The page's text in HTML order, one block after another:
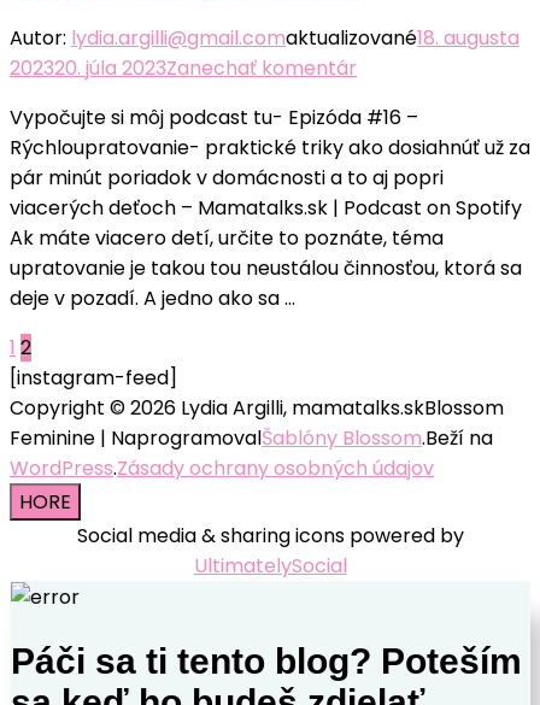
Autor: lydia.argilli@gmail.comaktualizované18. augusta
202320. júla 2023Zanechať komentár
Epizóda
#16
–
praktické
triky
za
pár
minút
poriadok
domácnosti
popri
viacerých
Vypočujte si môj podcast tu- Epizóda #16 –
Rýchloupratovanie- praktické triky ako dosiahnúť už za
pár minút poriadok v domácnosti a to aj popri
viacerých deťoch – Mamatalks.sk | Podcast on Spotify
Ak máte viacero detí, určite to poznáte, téma
upratovanie je takou tou neustálou činnosťou, ktorá sa
deje v pozadí. A jedno ako sa …
Navigácia
v
článkoch
Stránka
1 Stránka
2
[instagram-feed]
Copyright © 2026 Lydia Argilli, mamatalks.skBlossom
Feminine | NaprogramovalŠablóny Blossom.Beží na
WordPress.Zásady ochrany osobných údajov
HORE
Social media & sharing icons powered by
UltimatelySocial
Páči sa ti tento blog? Poteším